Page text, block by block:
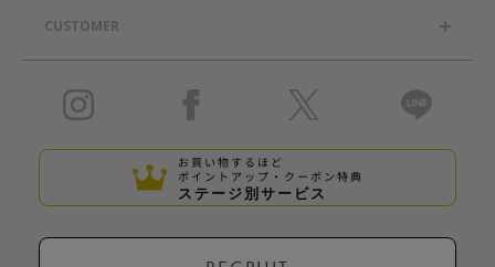
CUSTOMER
お買い物するほど
ポイントアップ・クーポン特典
ステージ別サービス